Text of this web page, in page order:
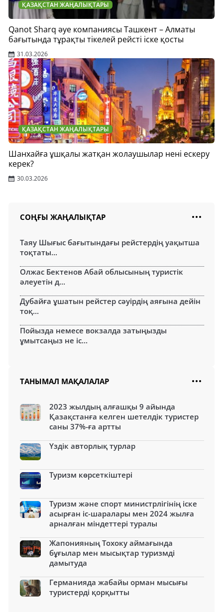
ҚАЗАҚСТАН ЖАҢАЛЫҚТАРЫ
Qanot Sharq әуе компаниясы Ташкент – Алматы
бағытында тұрақты тікелей рейсті іске қосты
31.03.2026
ҚАЗАҚСТАН ЖАҢАЛЫҚТАРЫ
Шанхайға ұшқалы жатқан жолаушылар нені ескеру
керек?
30.03.2026
СОҢҒЫ ЖАҢАЛЫҚТАР
Таяу Шығыс бағытындағы рейстердің уақытша
тоқтаты...
Олжас Бектенов Абай облысының туристік
әлеуетін д...
Дубайға ұшатын рейстер сәуірдің аяғына дейін
тоқ...
Пойызда немесе вокзалда затыңызды
ұмытсаңыз не іс...
ТАНЫМАЛ МАҚАЛАЛАР
2023 жылдың алғашқы 9 айында
Қазақстанға келген шетелдік туристер
саны 37%-ға артты
Үздік авторлық турлар
Туризм көрсеткіштері
Туризм және спорт министрлігінің іске
асырған іс-шаралары мен 2024 жылға
арналған міндеттері туралы
Жапонияның Тохоку аймағында
бұғылар мен мысықтар туризмді
дамытуда
Германияда жабайы орман мысығы
туристерді қорқытты